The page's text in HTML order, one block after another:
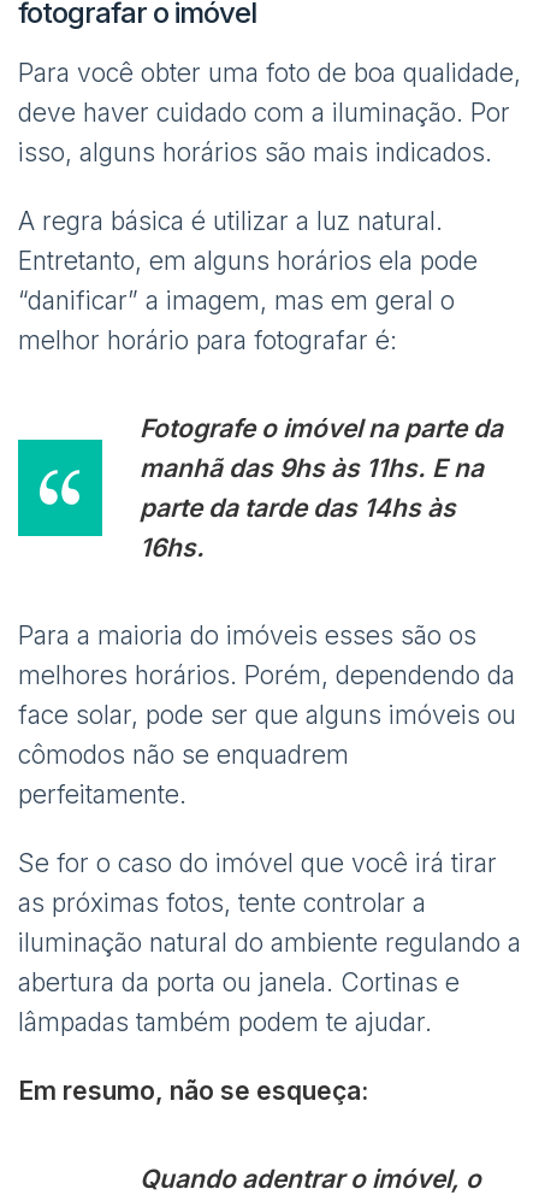
fotografar o imóvel
Para você obter uma foto de boa qualidade,
deve haver cuidado com a iluminação. Por
isso, alguns horários são mais indicados.
A regra básica é utilizar a luz natural.
Entretanto, em alguns horários ela pode
“danificar” a imagem, mas em geral o
melhor horário para fotografar é:
Fotografe o imóvel na parte da
manhã das 9hs às 11hs. E na
parte da tarde das 14hs às
16hs.
Para a maioria do imóveis esses são os
melhores horários. Porém, dependendo da
face solar, pode ser que alguns imóveis ou
cômodos não se enquadrem
perfeitamente.
Se for o caso do imóvel que você irá tirar
as próximas fotos, tente controlar a
iluminação natural do ambiente regulando a
abertura da porta ou janela. Cortinas e
lâmpadas também podem te ajudar.
Em resumo, não se esqueça:
Quando adentrar o imóvel, o